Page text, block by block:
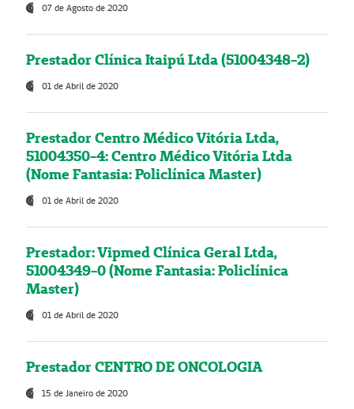
07 de Agosto de 2020
Prestador Clínica Itaipú Ltda (51004348-2)
01 de Abril de 2020
Prestador Centro Médico Vitória Ltda,
51004350-4: Centro Médico Vitória Ltda
(Nome Fantasia: Policlínica Master)
01 de Abril de 2020
Prestador: Vipmed Clínica Geral Ltda,
51004349-0 (Nome Fantasia: Policlínica
Master)
01 de Abril de 2020
Prestador CENTRO DE ONCOLOGIA
15 de Janeiro de 2020